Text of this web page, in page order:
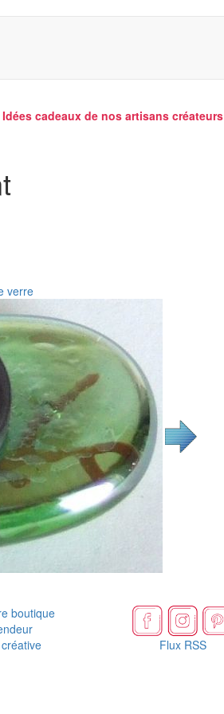
Idées cadeaux de nos artisans créateurs
verre
boutique
Flux RSS